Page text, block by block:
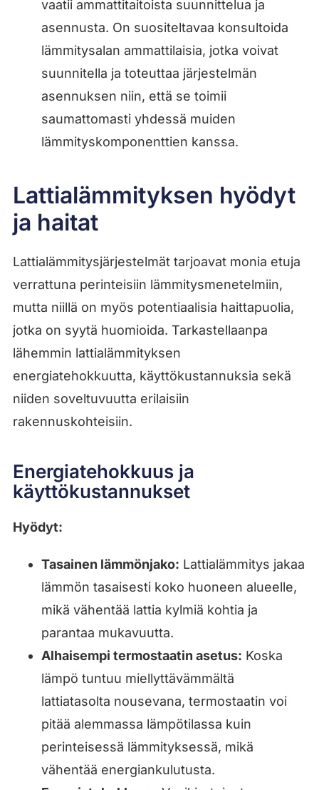
vaatii ammattitaitoista suunnittelua ja
asennusta. On suositeltavaa konsultoida
lämmitysalan ammattilaisia, jotka voivat
suunnitella ja toteuttaa järjestelmän
asennuksen niin, että se toimii
saumattomasti yhdessä muiden
lämmityskomponenttien kanssa.
Lattialämmityksen hyödyt
ja haitat
Lattialämmitysjärjestelmät tarjoavat monia etuja
verrattuna perinteisiin lämmitysmenetelmiin,
mutta niillä on myös potentiaalisia haittapuolia,
jotka on syytä huomioida. Tarkastellaanpa
lähemmin lattialämmityksen
energiatehokkuutta, käyttökustannuksia sekä
niiden soveltuvuutta erilaisiin
rakennuskohteisiin.
Energiatehokkuus ja
käyttökustannukset
Hyödyt:
Tasainen lämmönjako: Lattialämmitys jakaa
lämmön tasaisesti koko huoneen alueelle,
mikä vähentää lattia kylmiä kohtia ja
parantaa mukavuutta.
Alhaisempi termostaatin asetus: Koska
lämpö tuntuu miellyttävämmältä
lattiatasolta nousevana, termostaatin voi
pitää alemmassa lämpötilassa kuin
perinteisessä lämmityksessä, mikä
vähentää energiankulutusta.